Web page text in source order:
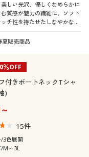
しい光沢、優しくなめらかに
質感が魅力の繊維に、ソフト
チ性を持たせたしなやかな生
首と二の腕を隠してくれるシ
うれしい。
夏販売商品
％OFF
付きボートネックTシャ
)
15件
3色展開
～3L